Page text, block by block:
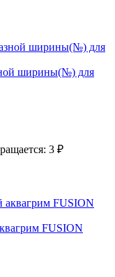
ширины(№) для
3 ₽
FUSION